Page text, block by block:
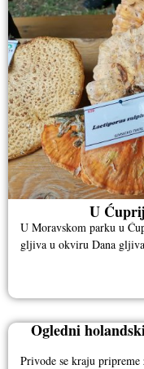
U
U Moravskom parku u
gljiva u okviru Dana
Ogledni
Privode se kraju pripreme